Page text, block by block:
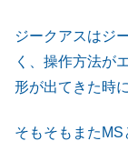
ジークアスはジ
く、操作方法が
形が出てきた時
そもそもまた